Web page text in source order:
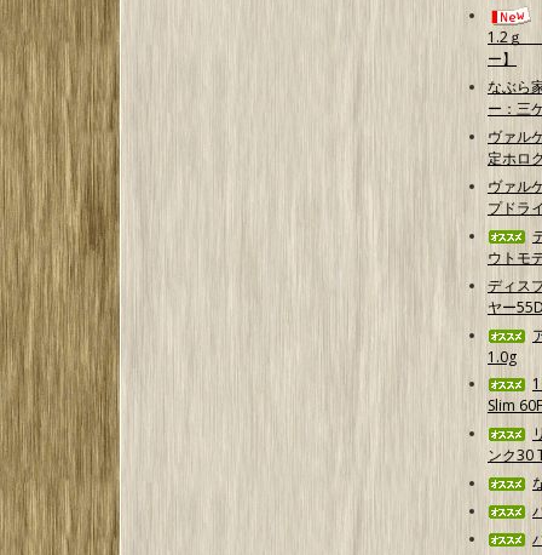
1.2ｇ
ー】
なぶら
ー：三
ヴァル
定ホロ
ヴァル
プドラ
ウトモ
ディス
ヤー
1.0g
Slim
ンク30